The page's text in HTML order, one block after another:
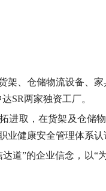
架、仓储物流设备、
SR两家独资工厂。
进取，在货架及仓储
业健康安全管理体系
道”的企业信念，以